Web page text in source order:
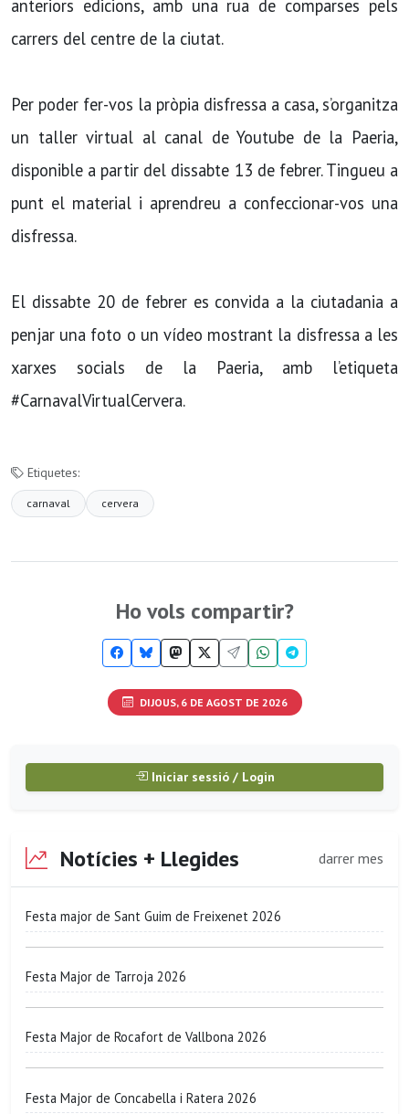
anteriors edicions, amb una rua de comparses pels
carrers del centre de la ciutat.
Per poder fer-vos la pròpia disfressa a casa, s’organitza
un taller virtual al canal de Youtube de la Paeria,
disponible a partir del dissabte 13 de febrer. Tingueu a
punt el material i aprendreu a confeccionar-vos una
disfressa.
El dissabte 20 de febrer es convida a la ciutadania a
penjar una foto o un vídeo mostrant la disfressa a les
xarxes socials de la Paeria, amb l’etiqueta
#CarnavalVirtualCervera.
Etiquetes:
carnaval cervera
Ho vols compartir?
DIJOUS, 6 DE AGOST DE 2026
Iniciar sessió / Login
Notícies + Llegides darrer mes
Festa major de Sant Guim de Freixenet 2026
Festa Major de Tarroja 2026
Festa Major de Rocafort de Vallbona 2026
Festa Major de Concabella i Ratera 2026